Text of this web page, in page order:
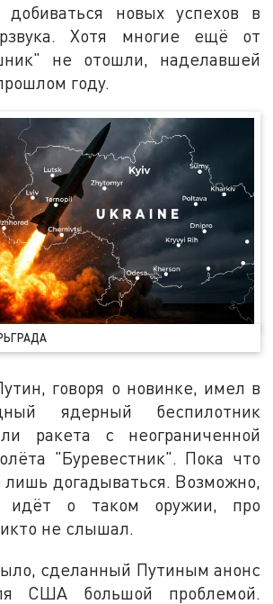
добиваться новых успехов в
Хотя многие ещё от
не отошли, наделавшей
году.
говоря о новинке, имел в
ядерный беспилотник
ракета с неограниченной
"Буревестник". Пока что
догадываться. Возможно,
идёт о таком оружии, про
не слышал.
сделанный Путиным анонс
США большой проблемой.